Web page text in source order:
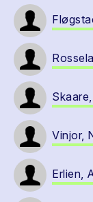
Vinjor,
Erlien,